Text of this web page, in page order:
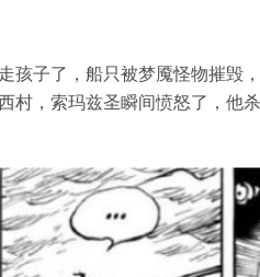
孩子了，船只被梦魇怪物摧毁
村，索玛兹圣瞬间愤怒了，他